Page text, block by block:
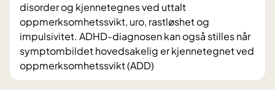
disorder og kjennetegnes ved uttalt
oppmerksomhetssvikt, uro, rastløshet og
impulsivitet. ADHD-diagnosen kan også stilles når
symptombildet hovedsakelig er kjennetegnet ved
oppmerksomhetssvikt (ADD)